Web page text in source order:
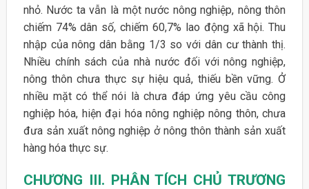
nhỏ. Nước ta vẫn là một nước nông nghiệp, nông thôn
chiếm 74% dân số, chiếm 60,7% lao động xã hội. Thu
nhập của nông dân bằng 1/3 so với dân cư thành thị.
Nhiều chính sách của nhà nước đối với nông nghiệp,
nông thôn chưa thực sự hiệu quả, thiếu bền vững. Ở
nhiều mặt có thể nói là chưa đáp ứng yêu cầu công
nghiệp hóa, hiện đại hóa nông nghiệp nông thôn, chưa
đưa sản xuất nông nghiệp ở nông thôn thành sản xuất
hàng hóa thực sự.
CHƯƠNG III. PHÂN TÍCH CHỦ TRƯƠNG